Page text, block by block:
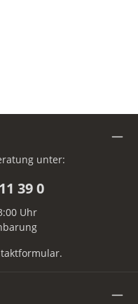
unter:
39 0
Uhr
.